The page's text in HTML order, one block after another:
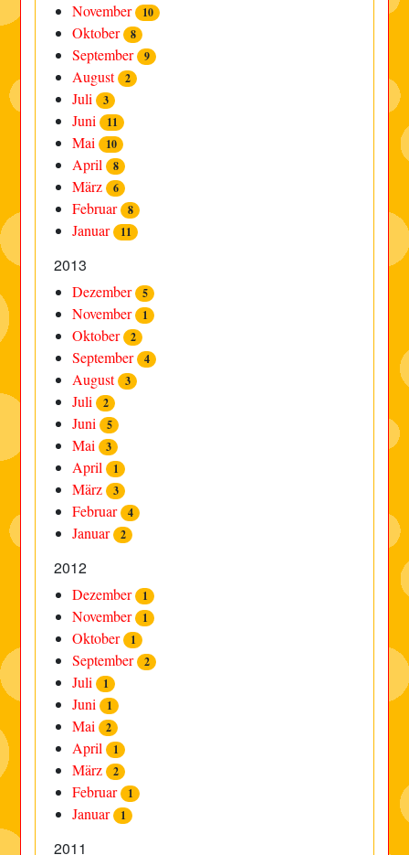
November 10
Oktober 8
September 9
August 2
Juli 3
Juni 11
Mai 10
April 8
März 6
Februar 8
Januar 11
2013
Dezember 5
November 1
Oktober 2
September 4
August 3
Juli 2
Juni 5
Mai 3
April 1
März 3
Februar 4
Januar 2
2012
Dezember 1
November 1
Oktober 1
September 2
Juli 1
Juni 1
Mai 2
April 1
März 2
Februar 1
Januar 1
2011